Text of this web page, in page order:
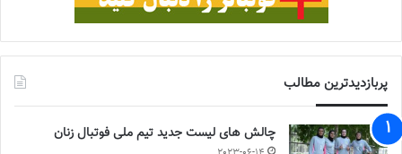
پربازدیدترین مطالب
چالش هاى ليست جدید تيم ملى فوتبال زنان